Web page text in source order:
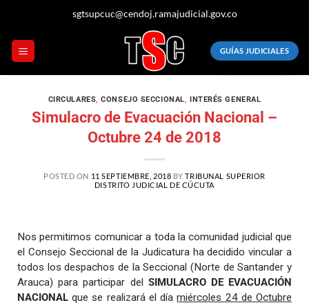
sgtsupcuc@cendoj.ramajudicial.gov.co
GUÍAS JUDICIALES
CIRCULARES,CONSEJO SECCIONAL, INTERÉS GENERAL
Simulacro de Evacuación Nacional –
Octubre 24 de 2018
POSTED ON 11 SEPTIEMBRE, 2018 BYTRIBUNAL SUPERIOR
DISTRITO JUDICIAL DE CÚCUTA
Nos permitimos comunicar a toda la comunidad judicial que
el Consejo Seccional de la Judicatura ha decidido vincular a
todos los despachos de la Seccional (Norte de Santander y
Arauca) para participar del SIMULACRO DE EVACUACIÓN
NACIONAL que se realizará el díamiércoles 24 de Octubre